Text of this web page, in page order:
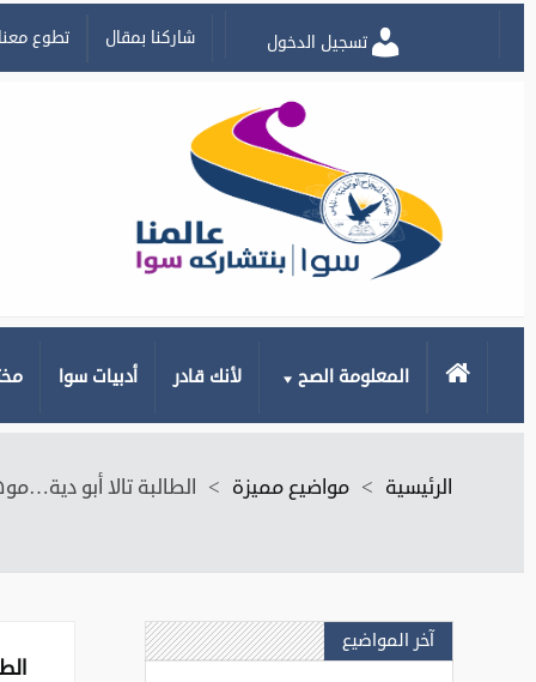
تسجيل الدخول شاركنا بمقال تطوع معنا
الرئيسيةالمعلومة الصح لأنك قادر أدبيات سوا
الرئيسية > مواضيع مميزة > الطالبة تالا أبو
آخر المواضيع